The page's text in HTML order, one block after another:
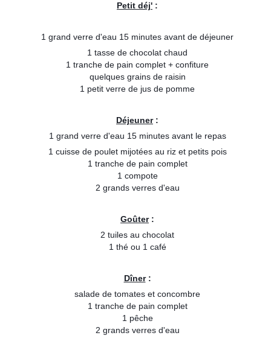
Petit déj' :
1 grand verre d'eau 15 minutes avant de déjeuner
1 tasse de chocolat chaud
1 tranche de pain complet + confiture
quelques grains de raisin
1 petit verre de jus de pomme
Déjeuner:
1 grand verre d'eau 15 minutes avant le repas
1 cuisse de poulet mijotées au riz et petits pois
1 tranche de pain complet
1 compote
2 grands verres d'eau
Goûter:
2 tuiles au chocolat
1 thé ou 1 café
Dîner:
salade de tomates et concombre
1 tranche de pain complet
1 pêche
2 grands verres d'eau